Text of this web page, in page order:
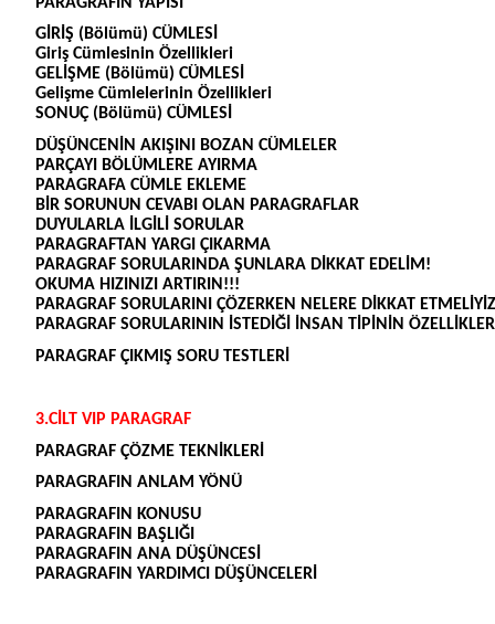
GİRİŞ (Bölümü) CÜMLESİ
Giriş Cümlesinin Özellikleri
GELİŞME (Bölümü) CÜMLESİ
Gelişme Cümlelerinin Özellikleri
SONUÇ (Bölümü) CÜMLESİ
DÜŞÜNCENİN AKIŞINI BOZAN CÜMLELER
PARÇAYI BÖLÜMLERE AYIRMA
PARAGRAFA CÜMLE EKLEME
BİR SORUNUN CEVABI OLAN PARAGRAFLAR
DUYULARLA İLGİLİ SORULAR
PARAGRAFTAN YARGI ÇIKARMA
PARAGRAF SORULARINDA ŞUNLARA DİKKAT EDELİM!
OKUMA HIZINIZI ARTIRIN!!!
PARAGRAF SORULARINI ÇÖZERKEN NELERE DİKKAT
PARAGRAF SORULARININ İSTEDİĞİ İNSAN TİPİNİN
PARAGRAF ÇIKMIŞ SORU TESTLERİ
3.CİLT VIP PARAGRAF
PARAGRAF ÇÖZME TEKNİKLERİ
PARAGRAFIN ANLAM YÖNÜ
PARAGRAFIN KONUSU
PARAGRAFIN BAŞLIĞI
PARAGRAFIN ANA DÜŞÜNCESİ
PARAGRAFIN YARDIMCI DÜŞÜNCELERİ